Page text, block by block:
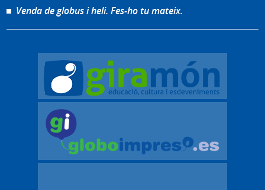
Venda de globus i heli. Fes-ho tu mateix.